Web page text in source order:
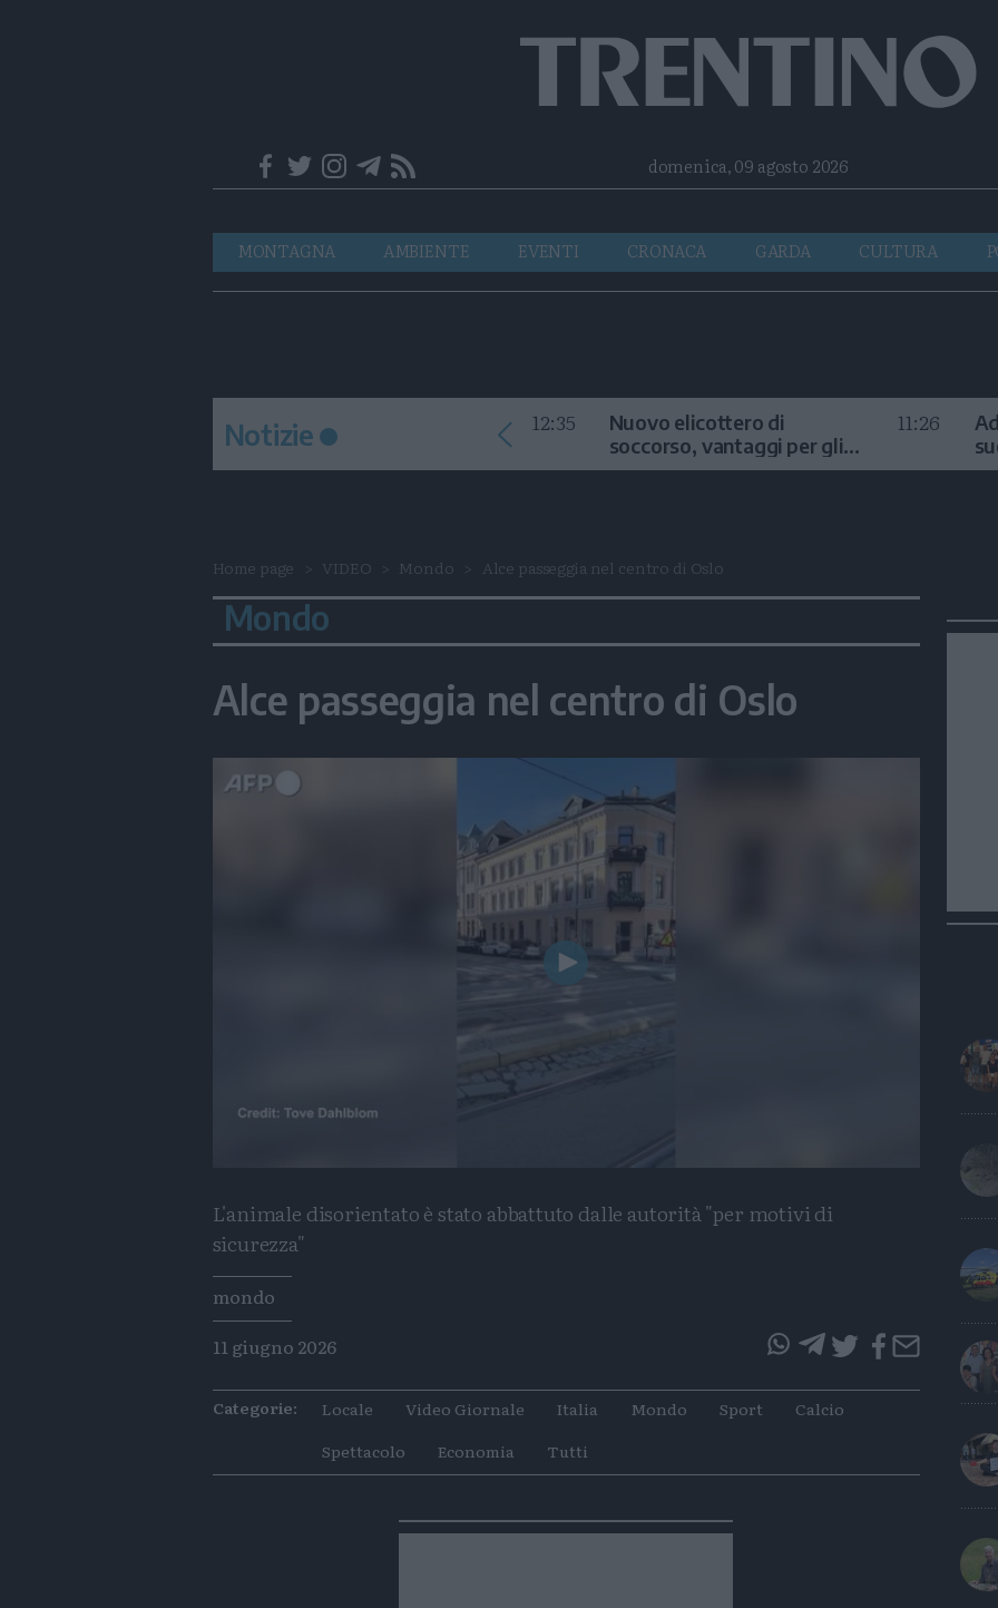
Telegram
RSS
domenica, 09 agosto 2026
Navigazione
principale
MONTAGNA AMBIENTE EVENTI CRONACA GARDA CULTURA
Notizie 12:35
Nuovo elicottero di
soccorso, vantaggi per gli
interventi in alta quota
11:26
la
Home page VIDEO Mondo Alce passeggia nel centro di Oslo
Mondo
Alce passeggia nel centro di Oslo
Play
L'animale disorientato è stato abbattuto dalle autorità "per motivi di
sicurezza"
Tags
mondo
11 giugno 2026
articoloarticolo
Categorie: Locale Video Giornale Italia Mondo Sport
Calcio
Spettacolo
Economia Tutti